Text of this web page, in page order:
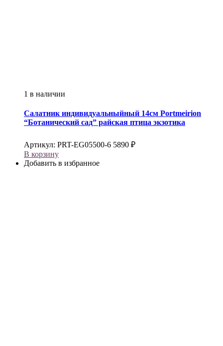
1 в наличии
Салатник индивидуальныйный 14см Portmeirion
“Ботанический сад” райская птица экзотика
Артикул: PRT-EG05500-6 5890 ₽
В корзину
Добавить в избранное